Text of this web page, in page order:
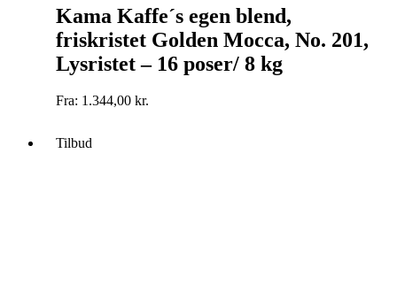
har
flere
varianter.
Mulighederne
kan
Kama Kaffe´s egen blend,
friskristet Golden Mocca, No. 201,
Lysristet – 16 poser/ 8 kg
Fra: 1.344,00 kr.
Tilbud